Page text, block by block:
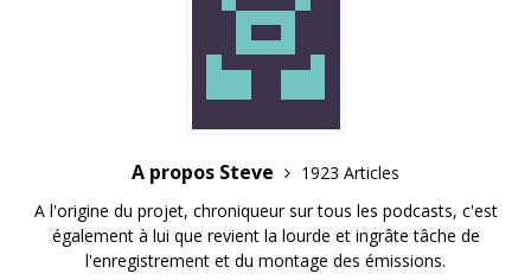
A propos Steve
1923 Articles
A l'origine du projet, chroniqueur sur tous les podcasts, c'est
également à lui que revient la lourde et ingrâte tâche de
l'enregistrement et du montage des émissions.